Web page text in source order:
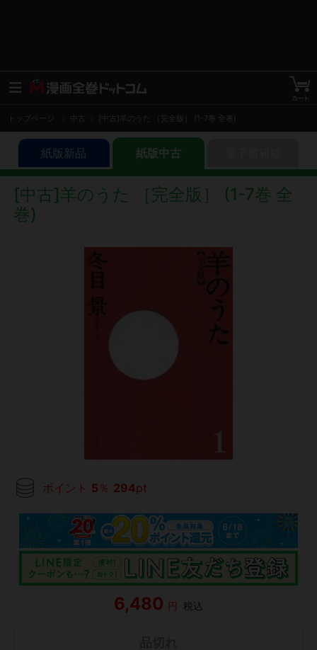
トップページ 中古 [中古]羊のうた ［完全版］ (1-7巻 全巻)
紙版新品 紙版中古
[中古]羊のうた ［完全版］ (1-7巻 全
巻)
ポイント 5 ％ 294pt
6,480 円 税込